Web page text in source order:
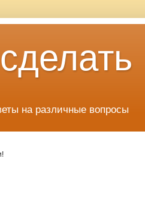
на различные вопросы